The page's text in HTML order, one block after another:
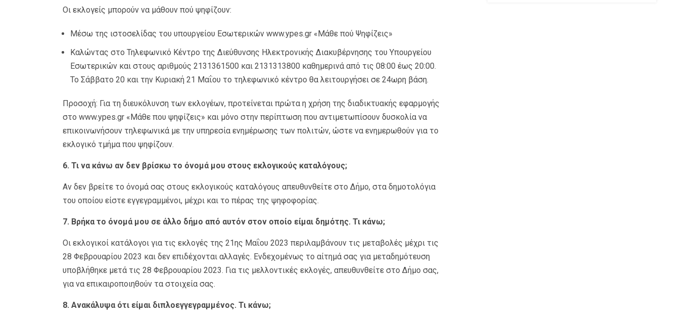
Οι εκλογείς μπορούν να μάθουν πού ψηφίζουν:
Μέσω της ιστοσελίδας του υπουργείου Εσωτερικών www.ypes.gr «Μάθε πού Ψηφίζεις»
Καλώντας στο Τηλεφωνικό Κέντρο της Διεύθυνσης Ηλεκτρονικής Διακυβέρνησης του Υπουργείου
Εσωτερικών και στους αριθμούς 2131361500 και 2131313800 καθημερινά από τις 08:00 έως 20:00.
Το Σάββατο 20 και την Κυριακή 21 Μαΐου το τηλεφωνικό κέντρο θα λειτουργήσει σε 24ωρη βάση.
Προσοχή: Για τη διευκόλυνση των εκλογέων, προτείνεται πρώτα η χρήση της διαδικτυακής εφαρμογής
στο www.ypes.gr «Μάθε που ψηφίζεις» και μόνο στην περίπτωση που αντιμετωπίσουν δυσκολία να
επικοινωνήσουν τηλεφωνικά με την υπηρεσία ενημέρωσης των πολιτών, ώστε να ενημερωθούν για το
εκλογικό τμήμα που ψηφίζουν.
6. Τι να κάνω αν δεν βρίσκω το όνομά μου στους εκλογικούς καταλόγους;
Αν δεν βρείτε το όνομά σας στους εκλογικούς καταλόγους απευθυνθείτε στο Δήμο, στα δημοτολόγια
του οποίου είστε εγγεγραμμένοι, μέχρι και το πέρας της ψηφοφορίας.
7. Βρήκα το όνομά μου σε άλλο δήμο από αυτόν στον οποίο είμαι δημότης. Τι κάνω;
Οι εκλογικοί κατάλογοι για τις εκλογές της 21ης Μαΐου 2023 περιλαμβάνουν τις μεταβολές μέχρι τις
28 Φεβρουαρίου 2023 και δεν επιδέχονται αλλαγές. Ενδεχομένως το αίτημά σας για μεταδημότευση
υποβλήθηκε μετά τις 28 Φεβρουαρίου 2023. Για τις μελλοντικές εκλογές, απευθυνθείτε στο Δήμο σας,
για να επικαιροποιηθούν τα στοιχεία σας.
8. Ανακάλυψα ότι είμαι διπλοεγγεγραμμένος. Τι κάνω;